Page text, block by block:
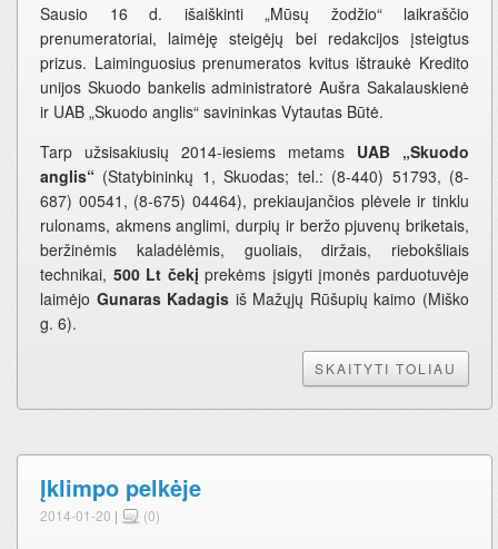
Sausio 16 d. išaiškinti „Mūsų žodžio“ laikraščio
prenumeratoriai, laimėję steigėjų bei redakcijos įsteigtus
prizus. Laiminguosius prenumeratos kvitus ištraukė Kredito
unijos Skuodo bankelis administratorė Aušra Sakalauskienė
ir UAB „Skuodo anglis“ savininkas Vytautas Būtė.
Tarp užsisakiusių 2014-iesiems metams UAB „Skuodo
anglis“ (Statybininkų 1, Skuodas; tel.: (8-440) 51793, (8-
687) 00541, (8-675) 04464), prekiaujančios plėvele ir tinklu
rulonams, akmens anglimi, durpių ir beržo pjuvenų briketais,
beržinėmis kaladėlėmis, guoliais, diržais, riebokšliais
technikai, 500 Lt čekį prekėms įsigyti įmonės parduotuvėje
laimėjo Gunaras Kadagis iš Mažųjų Rūšupių kaimo (Miško
g. 6).
SKAITYTI TOLIAU
Įklimpo pelkėje
2014-01-20 | (0)